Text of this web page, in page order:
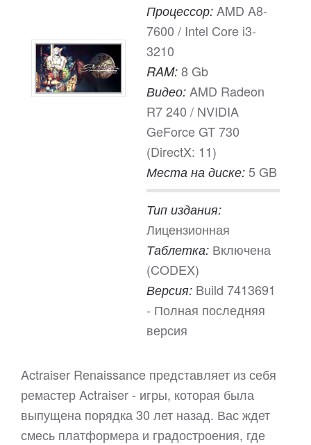
Процессор: AMD A8-
7600 / Intel Core i3-
3210
RAM: 8 Gb
Видео: AMD Radeon
R7 240 / NVIDIA
GeForce GT 730
(DirectX: 11)
Места на диске: 5 GB
Тип издания:
Лицензионная
Таблетка: Включена
(CODEX)
Версия: Build 7413691
- Полная последняя
версия
Actraiser Renaissance представляет из себя
ремастер Actraiser - игры, которая была
выпущена порядка 30 лет назад. Вас ждет
смесь платформера и градостроения, где